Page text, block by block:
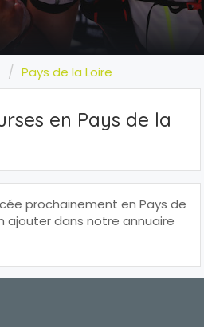
Pays de la Loire
en Pays de la
prochainement en Pays de
ajouter dans notre annuaire